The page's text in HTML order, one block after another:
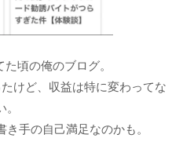
頃の俺のブログ。
けど、収益は特に変わってな
。
手の自己満足なのかも。